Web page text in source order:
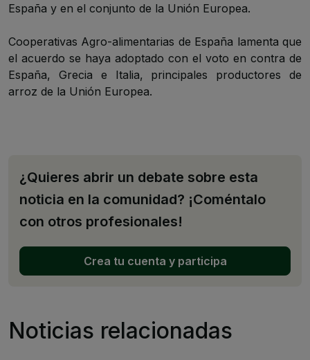
España y en el conjunto de la Unión Europea.
Cooperativas Agro-alimentarias de España lamenta que
el acuerdo se haya adoptado con el voto en contra de
España, Grecia e Italia, principales productores de
arroz de la Unión Europea.
¿Quieres abrir un debate sobre esta
noticia en la comunidad? ¡Coméntalo
con otros profesionales!
Crea tu cuenta y participa
Noticias relacionadas